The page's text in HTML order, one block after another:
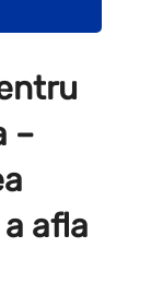
–
afla